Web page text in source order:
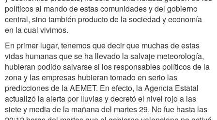
políticos al mando de estas comunidades y del gobierno
central, sino también producto de la sociedad y economía
en la cual vivimos.
En primer lugar, tenemos que decir que muchas de estas
vidas humanas que se ha llevado la salvaje meteorología,
hubieran podido salvarse si los responsables políticos de la
zona y las empresas hubieran tomado en serio las
predicciones de la AEMET. En efecto, la Agencia Estatal
actualizó la alerta por lluvias y decretó el nivel rojo a las
siete y media de la mañana del martes 29. No fue hasta las